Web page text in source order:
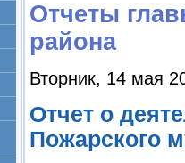
Отчеты
района
Вторник, 14 мая
Отчет о
Пожарского